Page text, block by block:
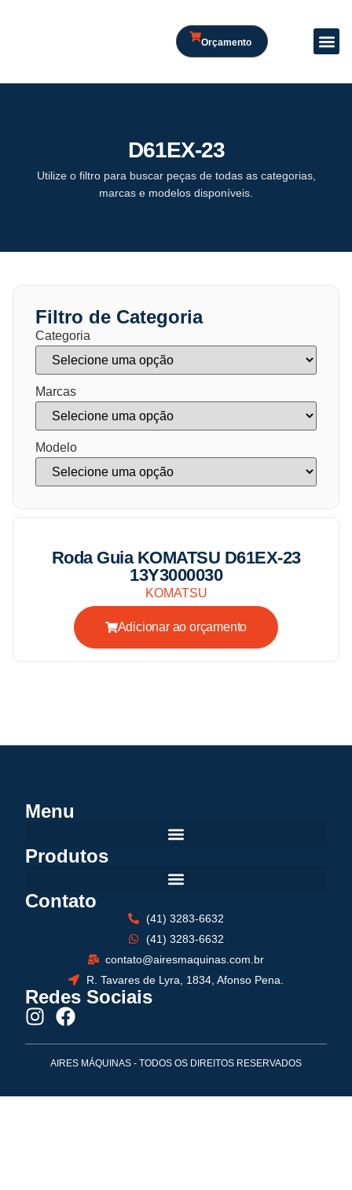
Orçamento
D61EX-23
Utilize o filtro para buscar peças de todas as categorias,
marcas e modelos disponíveis.
Filtro de Categoria
Categoria
Marcas
Modelo
Roda Guia KOMATSU D61EX-23
13Y3000030
KOMATSU
Adicionar ao orçamento
Menu
Produtos
Contato
(41) 3283-6632
(41) 3283-6632
contato@airesmaquinas.com.br
R. Tavares de Lyra, 1834, Afonso Pena.
Redes Sociais
AIRES MÁQUINAS - TODOS OS DIREITOS RESERVADOS